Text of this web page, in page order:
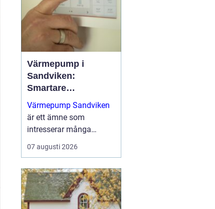
Värmepump i
Sandviken:
Smartare
uppvärmning för
villa och fastighet
Värmepump Sandviken
är ett ämne som
intresserar många
villaägare och
fastighetsägare som vill
uppvärmningskostnader
och få ett ...
07 augusti 2026